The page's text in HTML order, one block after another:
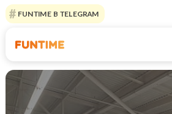
FUNTIME В TELEGRAM